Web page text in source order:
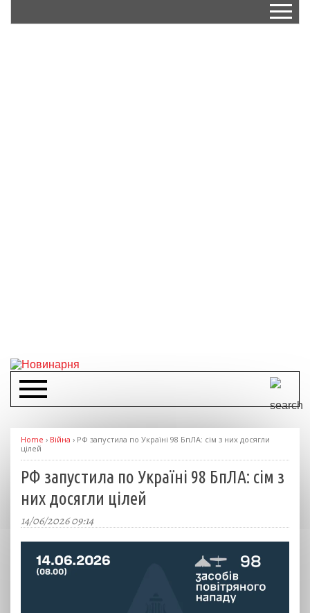
Home › Війна › РФ запустила по Україні 98 БпЛА: сім з них досягли
цілей
РФ запустила по Україні 98 БпЛА: сім з
них досягли цілей
14/06/2026 09:14